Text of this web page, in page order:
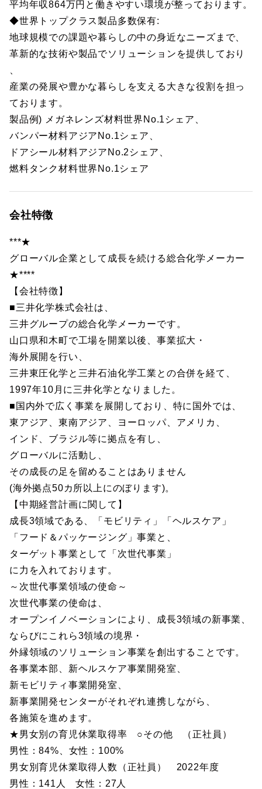
平均年収864万円と働きやすい環境が整っております。
◆世界トップクラス製品多数保有:
地球規模での課題や暮らしの中の身近なニーズまで、
革新的な技術や製品でソリューションを提供しており
産業の発展や豊かな暮らしを支える大きな役割を担っ
ております。
製品例) メガネレンズ材料世界No.1シェア、
バンパー材料アジアNo.1シェア、
ドアシール材料アジアNo.2シェア、
燃料タンク材料世界No.1シェア
会社特徴
***★
グローバル企業として成長を続ける総合化学メーカー
★****
【会社特徴】
■三井化学株式会社は、
三井グループの総合化学メーカーです。
山口県和木町で工場を開業以後、事業拡大・
海外展開を行い、
三井東圧化学と三井石油化学工業との合併を経て、
1997年10月に三井化学となりました。
■国内外で広く事業を展開しており、特に国外では、
東アジア、東南アジア、ヨーロッパ、アメリカ、
インド、ブラジル等に拠点を有し、
グローバルに活動し、
その成長の足を留めることはありません
(海外拠点50カ所以上にのぼります)。
【中期経営計画に関して】
成長3領域である、「モビリティ」「ヘルスケア」
「フード＆パッケージング」事業と、
ターゲット事業として「次世代事業」
に力を入れております。
～次世代事業領域の使命～
次世代事業の使命は、
オープンイノベーションにより、成長3領域の新事業、
ならびにこれら3領域の境界・
外縁領域のソリューション事業を創出することです。
各事業本部、新ヘルスケア事業開発室、
新モビリティ事業開発室、
新事業開発センターがそれぞれ連携しながら、
各施策を進めます。
★男女別の育児休業取得率 ○その他 （正社員）
男性：84%、女性：100%
男女別育児休業取得人数（正社員） 2022年度
男性：141人 女性：27人